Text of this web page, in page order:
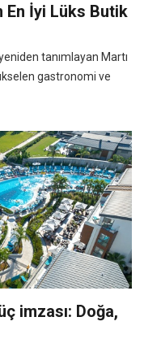
En İyi Lüks Butik
tanımlayan Martı
gastronomi ve
imzası: Doğa,